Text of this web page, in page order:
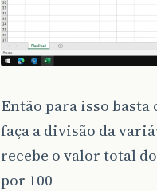
Então para isso
faça a divisão da
recebe o valor total
por 100